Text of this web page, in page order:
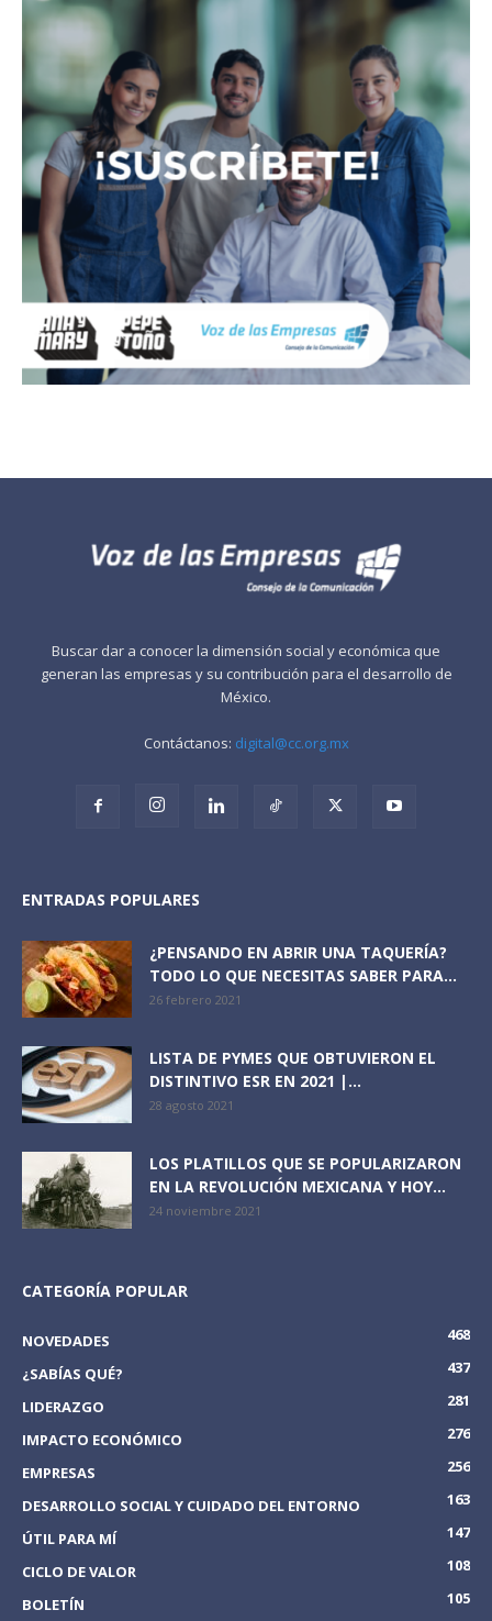
Buscar dar a conocer la dimensión social y económica que
generan las empresas y su contribución para el desarrollo de
México.
Contáctanos: digital@cc.org.mx
ENTRADAS POPULARES
¿PENSANDO EN ABRIR UNA TAQUERÍA?
TODO LO QUE NECESITAS SABER PARA...
26 febrero 2021
LISTA DE PYMES QUE OBTUVIERON EL
DISTINTIVO ESR EN 2021 |...
28 agosto 2021
LOS PLATILLOS QUE SE POPULARIZARON
EN LA REVOLUCIÓN MEXICANA Y HOY...
24 noviembre 2021
CATEGORÍA POPULAR
NOVEDADES
468
¿SABÍAS QUÉ?
437
LIDERAZGO
281
IMPACTO ECONÓMICO
276
EMPRESAS
256
DESARROLLO SOCIAL Y CUIDADO DEL ENTORNO
163
ÚTIL PARA MÍ
147
CICLO DE VALOR
108
BOLETÍN
105